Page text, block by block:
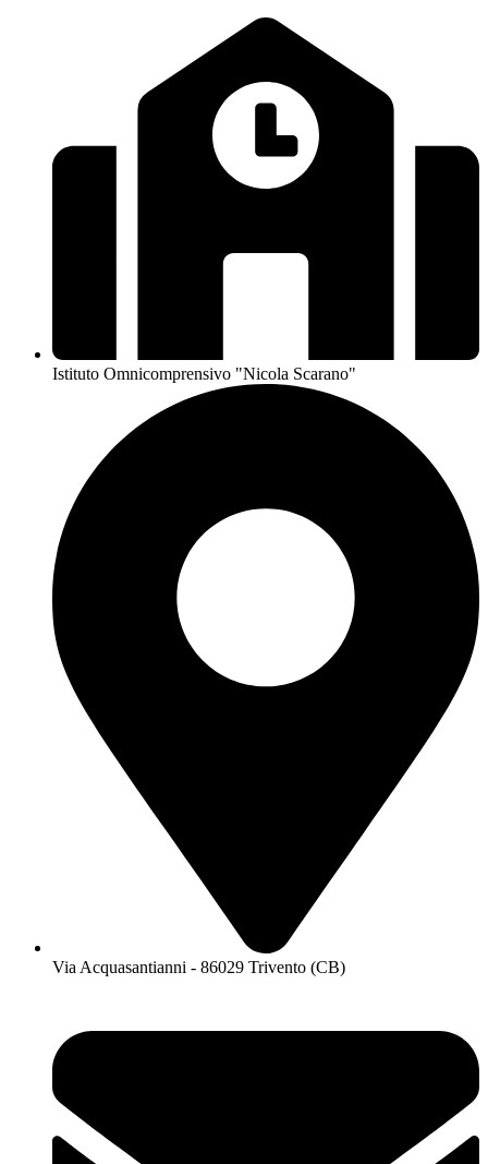
Istituto Omnicomprensivo "Nicola Scarano"
Via Acquasantianni - 86029 Trivento (CB)